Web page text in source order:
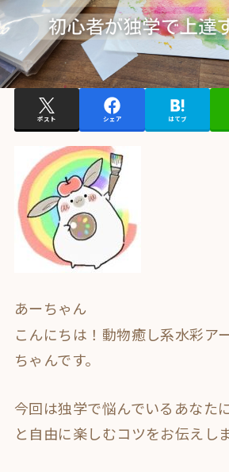
ポスト シェア はてブ
あーちゃん
こんにちは！動物癒し系水彩ア
ちゃんです。
今回は独学で悩んでいるあなた
と自由に楽しむコツをお伝えし